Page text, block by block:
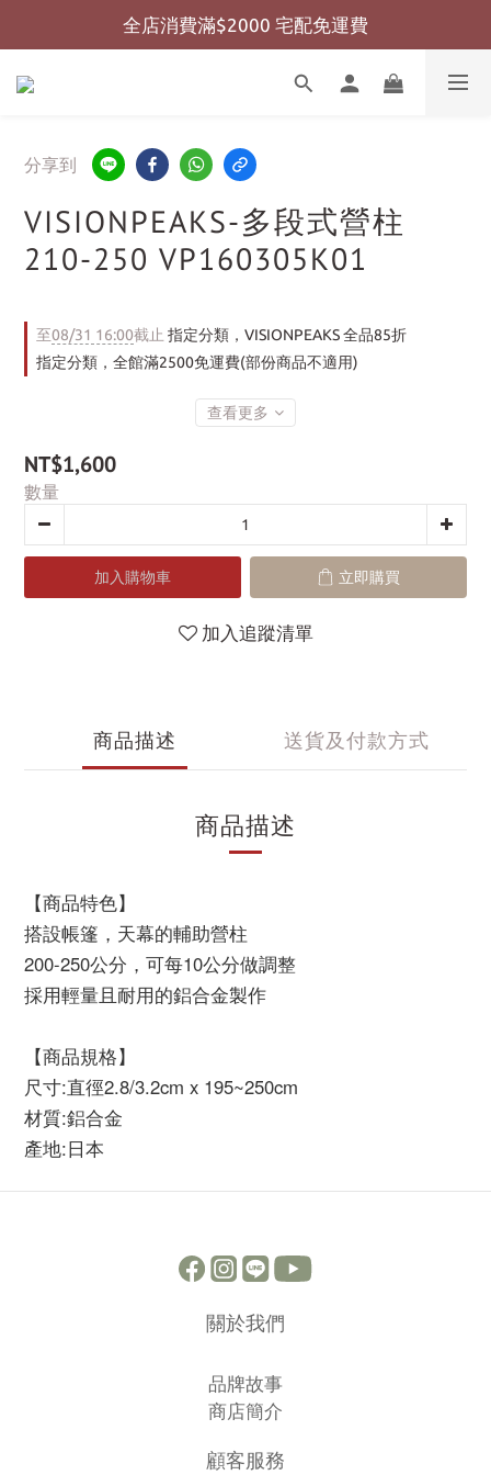
全店消費滿$999 超商免運費
全店消費滿$2000 宅配免運費
全店消費滿$999 超商免運費
分享到
VISIONPEAKS-多段式營柱
210-250 VP160305K01
至08/31 16:00截止 指定分類，VISIONPEAKS 全品85折
指定分類，全館滿2500免運費(部份商品不適用)
查看更多
NT$1,600
數量
加入購物車 立即購買
加入追蹤清單
商品描述 送貨及付款方式
商品描述
【商品特色】
搭設帳篷，天幕的輔助營柱
200-250公分，可每10公分做調整
採用輕量且耐用的鋁合金製作
【商品規格】
尺寸:直徑2.8/3.2cm x 195~250cm
材質:鋁合金
產地:日本
關於我們
品牌故事
商店簡介
顧客服務